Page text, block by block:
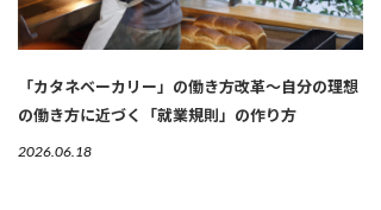
「カタネベーカリー」の働き方改革～自分の理想
の働き方に近づく「就業規則」の作り方
2026.06.18